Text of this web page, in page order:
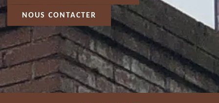
NOUS CONTACTER